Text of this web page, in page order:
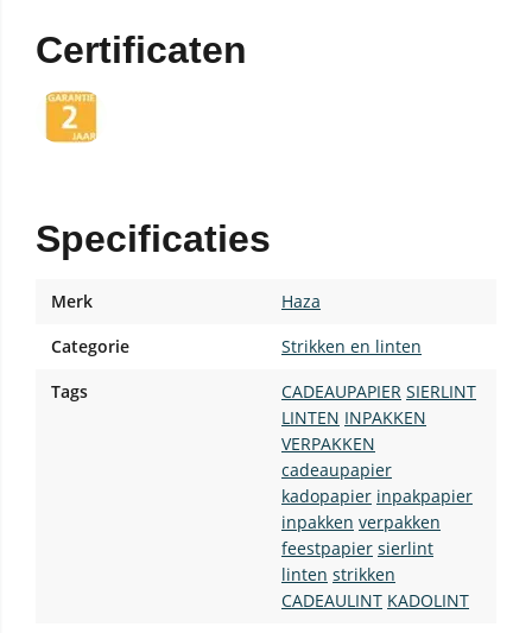
Certificaten
Specificaties
Merk
Haza
Categorie
Strikken en linten
Tags
CADEAUPAPIER SIERLINT
LINTEN INPAKKEN
VERPAKKEN
cadeaupapier
kadopapier inpakpapier
inpakken verpakken
feestpapier sierlint
linten strikken
CADEAULINT KADOLINT